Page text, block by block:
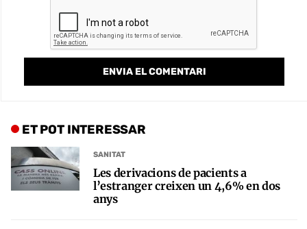
ET POT INTERESSAR
SANITAT
Les derivacions de pacients a
l’estranger creixen un 4,6% en dos
anys